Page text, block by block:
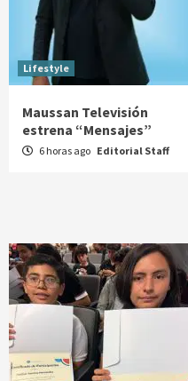
Lifestyle
Maussan Televisión
estrena “Mensajes”
6 horas ago Editorial Staff